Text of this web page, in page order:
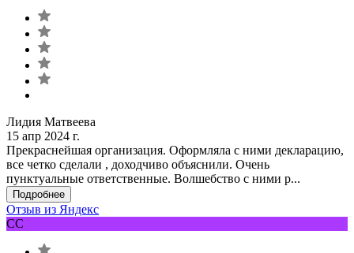
Лидия Матвеева
15 апр 2024 г.
Прекраснейшая организация. Оформляла с ними декларацию,
все четко сделали , доходчиво объяснили. Очень
пунктуальные ответственные. Волшебство с ними р...
Подробнее
Отзыв из Яндекс
СС